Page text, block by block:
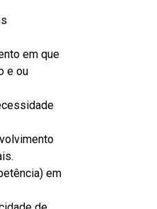
em que
e ou
em